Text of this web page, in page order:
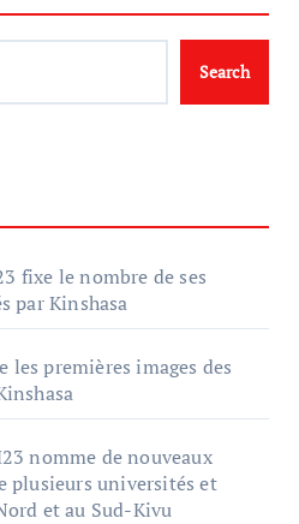
Search
fixe le nombre de ses
par Kinshasa
les premières images des
nomme de nouveaux
plusieurs universités et
et au Sud-Kivu